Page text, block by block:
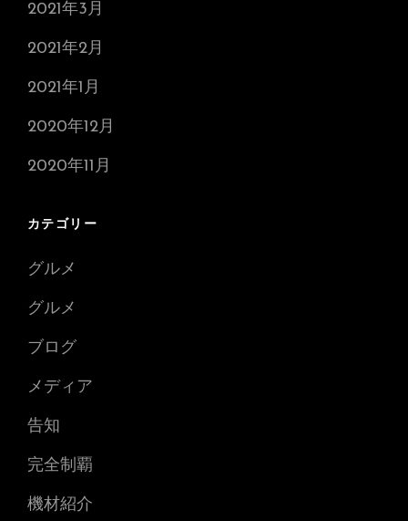
2021年3月
2021年2月
2021年1月
2020年12月
2020年11月
カテゴリー
グルメ
グルメ
ブログ
メディア
告知
完全制覇
機材紹介